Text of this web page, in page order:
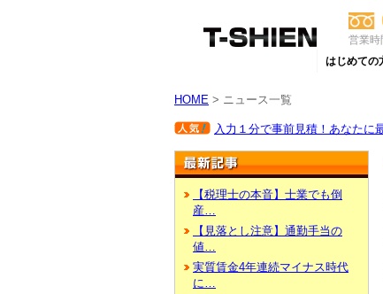
営業時
はじめての
HOME > ニュース一覧
入力１分で事前見積！あなたに
【税理士の本音】士業でも倒
産…
【見落とし注意】通勤手当の
値…
実質賃金4年連続マイナス時代
に…